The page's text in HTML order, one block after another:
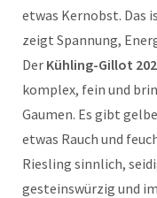
etwas Kernobst. Das
zeigt Spannung,
Der Kühling-Gillot
komplex, fein und
Gaumen. Es gibt
etwas Rauch und
Riesling sinnlich,
gesteinswürzig und